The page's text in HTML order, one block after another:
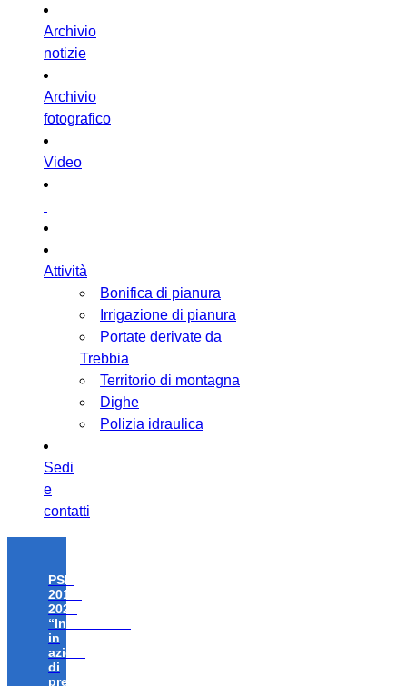
Archivio
notizie
Archivio
fotografico
Video
Attività
Bonifica di pianura
Irrigazione di pianura
Portate derivate da
Trebbia
Territorio di montagna
Dighe
Polizia idraulica
Sedi
e
contatti
PSR
2014-
2020
“Investimenti
in
azioni
di
prevenzione